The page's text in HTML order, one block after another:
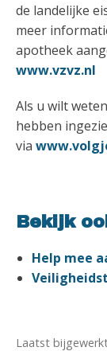
de landelijke
meer
apotheek
www.vzvz.nl
Als u wilt
hebben
via
Bekijk
Help mee
Laatst